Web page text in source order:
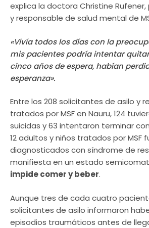
explica la doctora Christine
y responsable de salud mental de
«Vivía todos los días con la
mis pacientes podría intentar
cinco años de espera, habían
esperanza».
Entre los 208 solicitantes de asilo y
tratados por MSF en Nauru, 124
suicidas y 63 intentaron terminar
12 adultos y niños tratados por MSF
diagnosticados con síndrome de
manifiesta en un estado
impide comer y beber.
Aunque tres de cada cuatro
solicitantes de asilo informaron
episodios traumáticos antes de